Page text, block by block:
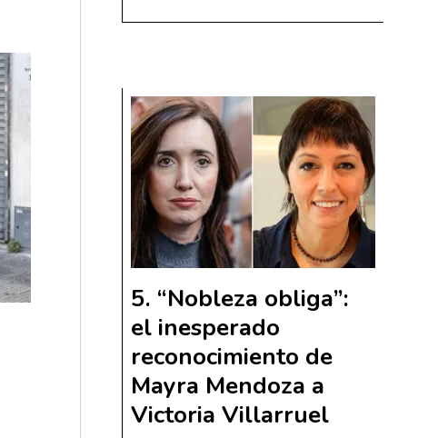
“Nobleza obliga”:
el inesperado
reconocimiento de
Mayra Mendoza a
Victoria Villarruel